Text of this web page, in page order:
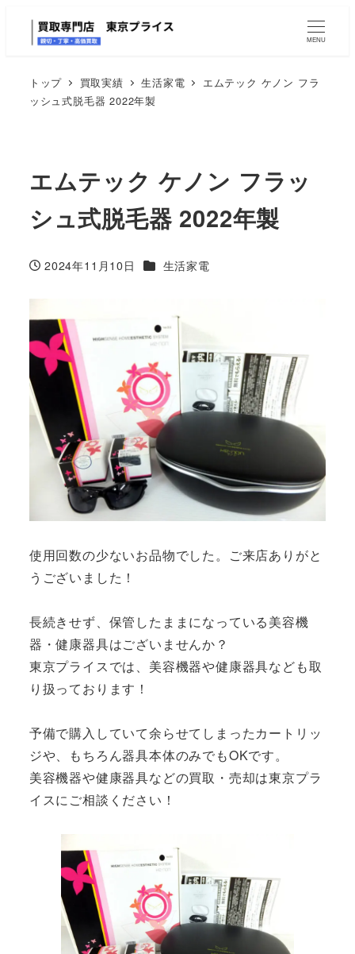
MENU
トップ 買取実績 生活家電
エムテック ケノン フラ
ッシュ式脱毛器 2022年製
エムテック ケノン フラッ
シュ式脱毛器 2022年製
投稿日
2024年11月10日 カテゴリー
生活家電
使用回数の少ないお品物でした。ご来店ありがと
うございました！
長続きせず、保管したままになっている美容機
器・健康器具はございませんか？
東京プライスでは、美容機器や健康器具なども取
り扱っております！
予備で購入していて余らせてしまったカートリッ
ジや、もちろん器具本体のみでもOKです。
美容機器や健康器具などの買取・売却は東京プラ
イスにご相談ください！